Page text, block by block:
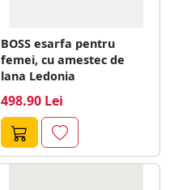
BOSS esarfa pentru
femei, cu amestec de
lana Ledonia
498.90 Lei